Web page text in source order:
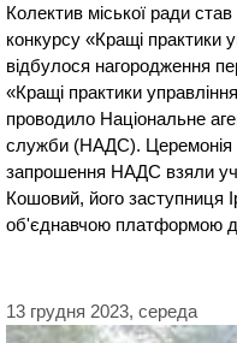
Колектив міської ради
конкурсу «Кращі практики
відбулося нагородження
«Кращі практики
проводило Національне
служби (НАДС). Церемонія
запрошення НАДС взяли
Кошовий, його заступниця
об'єднавчою платформою
13 грудня 2023, середа